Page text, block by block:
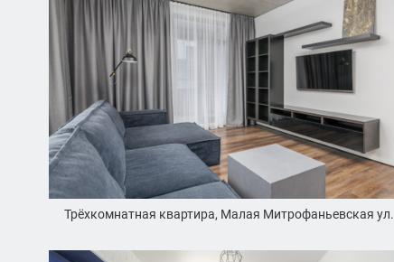
Трёхкомнатная квартира, Малая Митрофаньевская ул.